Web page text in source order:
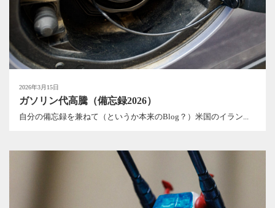
2026年3月15日
ガソリン代高騰（備忘録2026）
自分の備忘録を兼ねて（というか本来のBlog？）米国のイラン...